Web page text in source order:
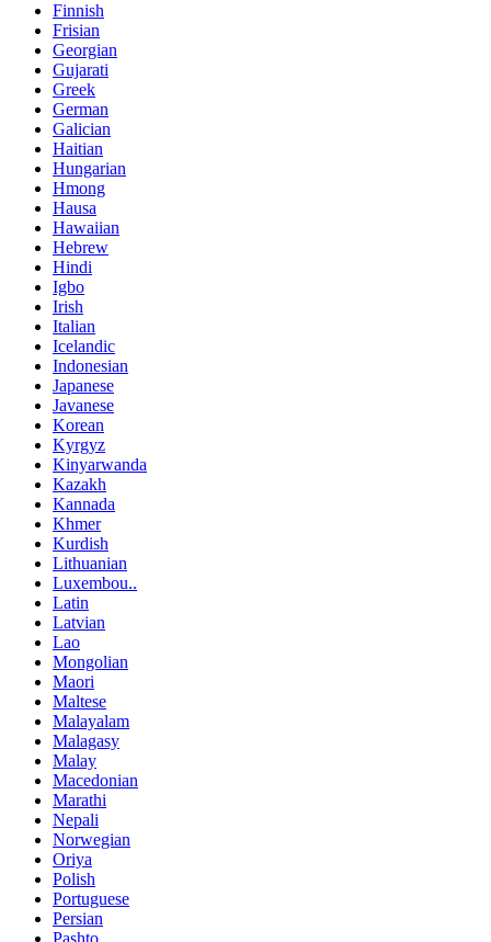
Finnish
Frisian
Georgian
Gujarati
Greek
German
Galician
Haitian
Hungarian
Hmong
Hausa
Hawaiian
Hebrew
Hindi
Igbo
Irish
Italian
Icelandic
Indonesian
Japanese
Javanese
Korean
Kyrgyz
Kinyarwanda
Kazakh
Kannada
Khmer
Kurdish
Lithuanian
Luxembou..
Latin
Latvian
Lao
Mongolian
Maori
Maltese
Malayalam
Malagasy
Malay
Macedonian
Marathi
Nepali
Norwegian
Oriya
Polish
Portuguese
Persian
Pashto